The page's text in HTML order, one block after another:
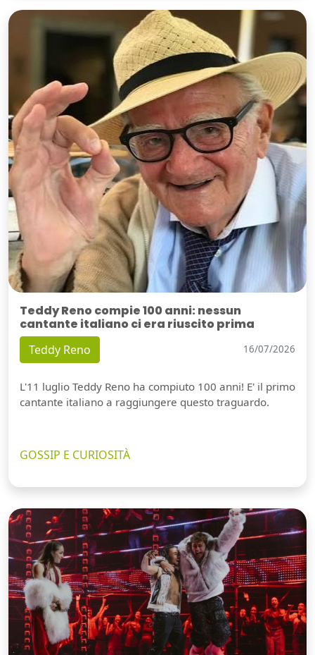
Teddy Reno compie 100 anni: nessun
cantante italiano ci era riuscito prima
Teddy Reno 16/07/2026
L'11 luglio Teddy Reno ha compiuto 100 anni! E' il primo
cantante italiano a raggiungere questo traguardo.
GOSSIP E CURIOSITÀ